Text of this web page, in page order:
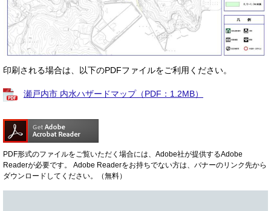
印刷される場合は、以下のPDFファイルをご利用ください。
瀬戸内市 内水ハザードマップ（PDF：1.2MB）
PDF形式のファイルをご覧いただく場合には、Adobe社が提供するAdobe
Readerが必要です。
Adobe Readerをお持ちでない方は、バナーのリンク先から
ダウンロードしてください。（無料）